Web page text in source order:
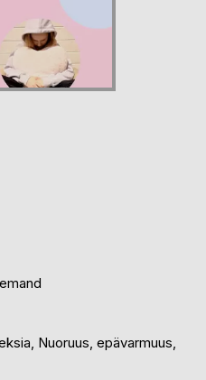
Nuoruus, epävarmuus,